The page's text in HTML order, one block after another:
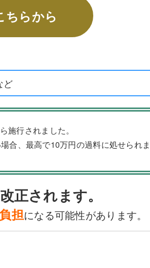
ちらから
ど
施行されました。
合、最高で10万円の過料に処せられ
正されます。
担になる可能性があります。